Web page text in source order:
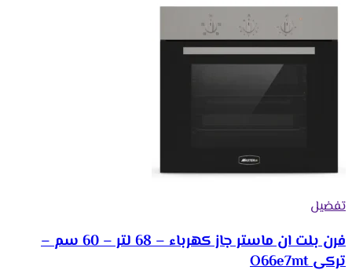
تفضيل
فرن بلت ان ماستر جاز كهرباء – 68 لتر – 60 سم –
تركي O66e7mt